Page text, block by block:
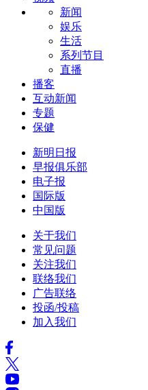
新闻
娱乐
生活
系列节目
直播
播客
互动新闻
专题
保健
新明日报
早报俱乐部
电子报
国际版
中国版
关于我们
常见问题
关注我们
联络我们
广告联络
投函/投稿
加入我们